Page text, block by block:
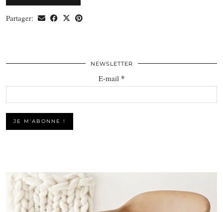
Partager:
NEWSLETTER
E-mail *